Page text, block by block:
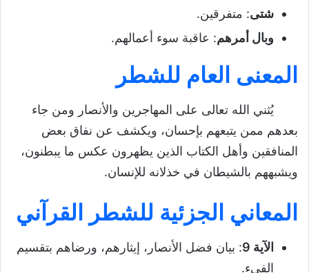
شتى: متفرقين.
وبال أمرهم: عاقبة سوء أعمالهم.
المعنى العام للشطر
يُثني الله تعالى على المهاجرين والأنصار ومن جاء
بعدهم ممن يتبعهم بإحسان، ويكشف عن نفاق بعض
المنافقين وأهل الكتاب الذين يظهرون عكس ما يبطنون،
ويشبههم بالشيطان في خذلانه للإنسان.
المعاني الجزئية للشطر القرآني
الآية 9
: بيان فضل الأنصار، إيثارهم، ورضاهم بتقسيم
الفيء.